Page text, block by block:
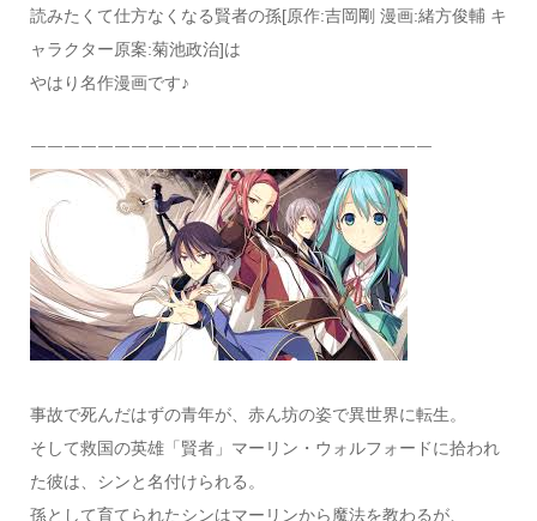
読みたくて仕方なくなる賢者の孫[原作:吉岡剛 漫画:緒方俊輔 キ
ャラクター原案:菊池政治]は
やはり名作漫画です♪
￣￣￣￣￣￣￣￣￣￣￣￣￣￣￣￣￣￣￣￣￣￣￣￣
事故で死んだはずの青年が、赤ん坊の姿で異世界に転生。
そして救国の英雄「賢者」マーリン・ウォルフォードに拾われ
た彼は、シンと名付けられる。
孫として育てられたシンはマーリンから魔法を教わるが、